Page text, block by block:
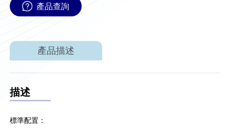
產品查詢
產品描述
描述
標準配置：